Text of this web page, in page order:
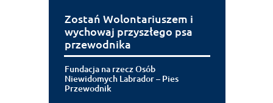
Zostań Wolontariuszem i
wychowaj przyszłego psa
przewodnika
Fundacja na rzecz Osób
Niewidomych Labrador – Pies
Przewodnik